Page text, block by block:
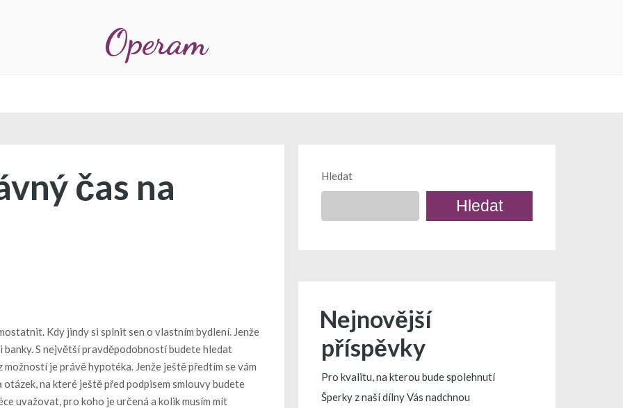
Operam
čas na
Kdy jindy si splnit sen o vlastním bydlení. Jenže
banky. S největší pravděpodobností budete hledat
je právě hypotéka. Jenže ještě předtím se vám
na které ještě před podpisem smlouvy budete
uvažovat, pro koho je určená a kolik musím mít
Hledat
Hledat
Nejnovější
příspěvky
Pro kvalitu, na kterou bude spolehnutí
Šperky z naší dílny Vás nadchnou